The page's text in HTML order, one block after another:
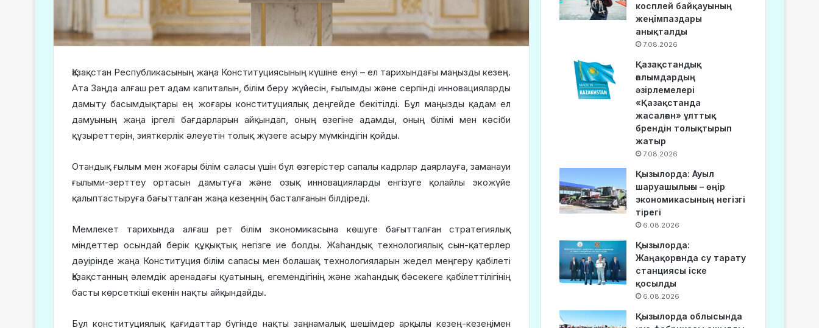
Қазақстан Республикасының жаңа Конституциясының күшіне енуі – ел тарихындағы маңызды кезең.
Ата Заңда алғаш рет адам капиталын, білім беру жүйесін, ғылымды және серпінді инновацияларды
дамыту басымдықтары ең жоғары конституциялық деңгейде бекітілді. Бұл маңызды қадам ел
дамуының жаңа іргелі бағдарларын айқындап, оның өзегіне адамды, оның білімі мен кәсіби
құзыреттерін, зияткерлік әлеуетін толық жүзеге асыру мүмкіндігін қойды.
Отандық ғылым мен жоғары білім саласы үшін бұл өзгерістер сапалы кадрлар даярлауға, заманауи
ғылыми-зерттеу ортасын дамытуға және озық инновацияларды енгізуге қолайлы экожүйе
қалыптастыруға бағытталған жаңа кезеңнің басталғанын білдіреді.
Мемлекет тарихында алғаш рет білім экономикасына көшуге бағытталған стратегиялық
міндеттер осындай берік құқықтық негізге ие болды. Жаһандық технологиялық сын-қатерлер
дәуірінде жаңа Конституция білім сапасы мен болашақ технологияларын жедел меңгеру қабілеті
Қазақстанның әлемдік аренадағы қуатының, егемендігінің және жаһандық бәсекеге қабілеттілігінің
басты көрсеткіші екенін нақты айқындайды.
Бұл конституциялық қағидаттар бүгінде нақты заңнамалық шешімдер арқылы кезең-кезеңімен
косплей байқауының
жеңімпаздары
анықталды
7.08.2026
Қазақстандық
ғалымдардың
әзірлемелері
«Қазақстанда
жасалған» ұлттық
брендін толықтырып
жатыр
7.08.2026
Қызылорда: Ауыл
шаруашылығы – өңір
экономикасының негізгі
тірегі
6.08.2026
Қызылорда:
Жаңақорғанда су тарату
станциясы іске
қосылды
6.08.2026
Қызылорда облысында